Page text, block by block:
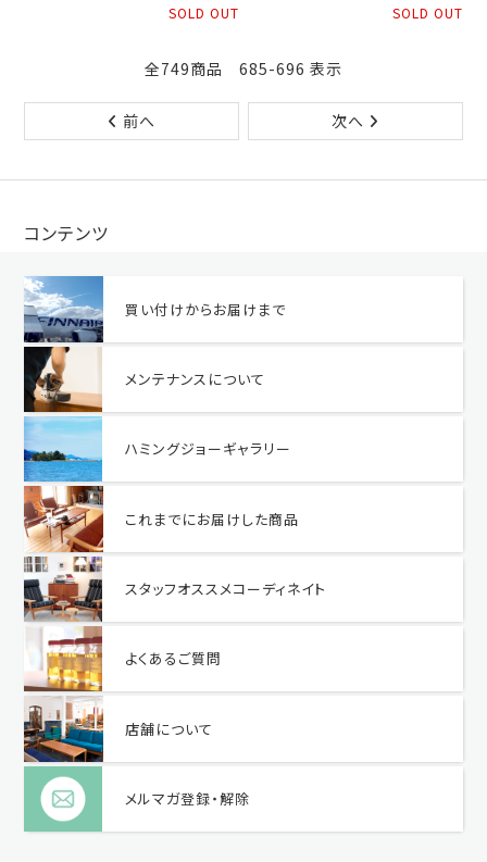
SOLD OUT SOLD OUT
全749商品 685-696 表示
前へ 次へ
コンテンツ
買い付けからお届けまで
メンテナンスについて
ハミングジョーギャラリー
これまでにお届けした商品
スタッフオススメコーディネイト
よくあるご質問
店舗について
メルマガ登録・解除